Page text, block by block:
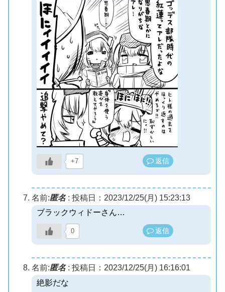
+7 返信
名前:匿名: 投稿日：2023/12/25(月) 15:23:13
ブラックウィドーさん…
0 返信
名前:匿名: 投稿日：2023/12/25(月) 16:16:01
絶影だな